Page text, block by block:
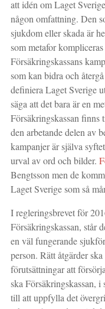
att idén om Laget
någon omfattning. Den
sjukdom eller skada är
som metafor
Försäkringskassans
som kan bidra och
definiera Laget Sverige
säga att det bara är en
Försäkringskassan
den arbetande delen av
kampanjer är själva
urval av ord och bilder.
Bengtsson men de
Laget Sverige som så
I regleringsbrevet för
Försäkringskassan, står
en väl fungerande
person. Rätt åtgärder
förutsättningar att
ska Försäkringskassan,
till att uppfylla det